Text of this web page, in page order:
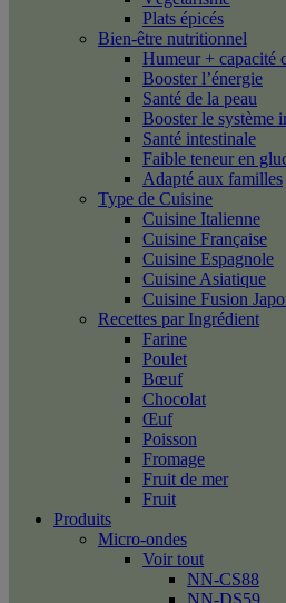
Plats épicés
Bien-être nutritionnel
Humeur + capacité
Booster l’énergie
Santé de la peau
Booster le système
Santé intestinale
Faible teneur en
Adapté aux familles
Type de Cuisine
Cuisine Italienne
Cuisine Française
Cuisine Espagnole
Cuisine Asiatique
Cuisine Fusion
Recettes par Ingrédient
Farine
Poulet
Bœuf
Chocolat
Œuf
Poisson
Fromage
Fruit de mer
Fruit
Produits
Micro-ondes
Voir tout
NN-CS88
NN-DS59